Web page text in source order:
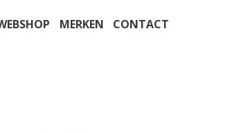
MERKEN CONTACT